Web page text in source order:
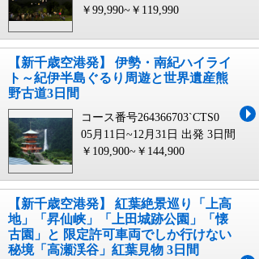
￥99,990~￥119,990
【新千歳空港発】 伊勢・南紀ハイライ
ト～紀伊半島ぐるり周遊と世界遺産熊
野古道3日間
コース番号264366703`CTS0
05月11日~12月31日 出発 3日間
￥109,900~￥144,900
【新千歳空港発】 紅葉絶景巡り「上高
地」「昇仙峡」「上田城跡公園」「懐
古園」と 限定許可車両でしか行けない
秘境「高瀬渓谷」紅葉見物 3日間